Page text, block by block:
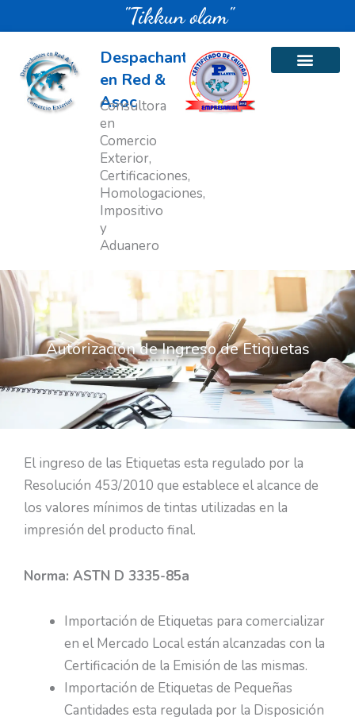
al
contenido
"Tikkun olam"
Despachantes
en Red &
Asoc
Consultora
en
Comercio
Exterior,
Certificaciones,
Homologaciones,
Impositivo
y
Aduanero
Autorización de Ingreso de Etiquetas
El ingreso de las Etiquetas esta regulado por la
Resolución 453/2010 que establece el alcance de
los valores mínimos de tintas utilizadas en la
impresión del producto final.
Norma: ASTN D 3335-85a
Importación de Etiquetas para comercializar
en el Mercado Local están alcanzadas con la
Certificación de la Emisión de las mismas.
Importación de Etiquetas de Pequeñas
Cantidades esta regulada por la Disposición